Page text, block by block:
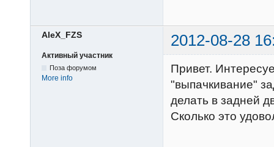
AleX_FZS 2012-08-28
Активный участник
Поза форумом
More info
Привет.
"выпачкивание"
делать в задней
Сколько это